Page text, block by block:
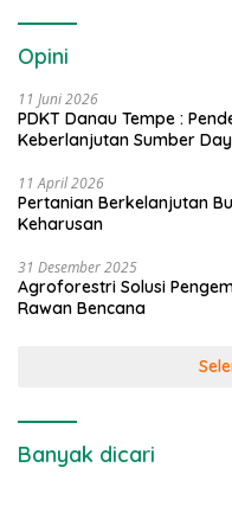
Opini
11 Juni 2026
PDKT Danau Tempe :
Keberlanjutan Sumber
11 April 2026
Pertanian Berkelanjutan
Keharusan
31 Desember 2025
Agroforestri Solusi
Rawan Bencana
Banyak dicari